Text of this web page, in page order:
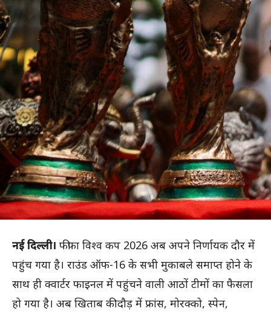
नई दिल्ली। फीफा विश्व कप 2026 अब अपने निर्णायक दौर में
पहुंच गया है। राउंड ऑफ-16 के सभी मुकाबले समाप्त होने के
साथ ही क्वार्टर फाइनल में पहुंचने वाली आठों टीमों का फैसला
हो गया है। अब खिताब की दौड़ में फ्रांस, मोरक्को, स्पेन,